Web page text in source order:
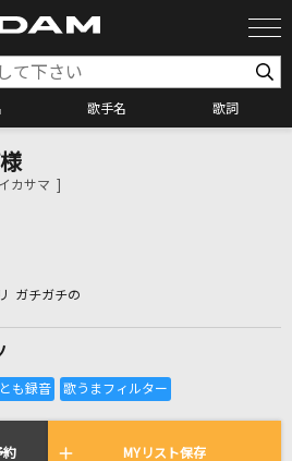
歌手名 歌詞
ラオケ検索
オケ店舗検索
全国りれき
で歌われている曲の一覧
カサマ ]
ガチガチの
約 MYリスト保存